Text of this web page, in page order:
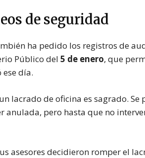
de seguridad
ha pedido los registros de
Público del 5 de enero, que
día.
lacrado de oficina es sagrado. Se
anulada, pero hasta que no
asesores decidieron romper el